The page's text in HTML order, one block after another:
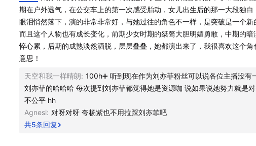
最佳摄影及最佳美术part
102:00最佳电视剧part
主播：
未来欣，媒体商务，wb@未来欣
期在户外透气，在公交车上的第一次感受胎动，女儿出生后的那一大段独白
眼泪悄然落下，演的非常非常好，与她过往的角色不一样，是突破是一个新
而且这个人物也有成长变化，前期少女时期的桀骜大胆明媚勇敢，中期的暗
悴心累，后期的成熟淡然洒脱，层层叠叠，她都演出来了，我很喜欢这个角
意思！
天空和我一样晴朗: 100h➕ 听到现在作为刘亦菲粉丝可以说各位主播没有
刘亦菲的哈哈哈 每次提到刘亦菲都觉得她是资源咖 说如果说她努力就是
不公平 hh
Agnesi: 对呀对呀 夸杨紫也不用拉踩刘亦菲吧
共5条回复